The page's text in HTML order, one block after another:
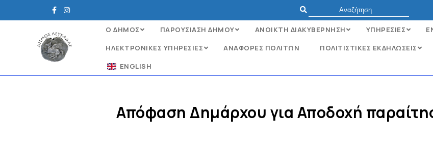
Ο ΔΗΜΟΣ ΠΑΡΟΥΣΙΑΣΗ ΔΗΜΟΥ ΑΝΟΙΚΤΗ ΔΙΑΚΥΒΕΡΝΗΣΗ ΥΠΗΡΕΣΙΕΣ
ΗΛΕΚΤΡΟΝΙΚΈΣ ΥΠΗΡΕΣΊΕΣ
ΑΝΑΦΟΡΈΣ ΠΟΛΙΤΏΝ ΠΟΛΙΤΙΣΤΙΚΕΣ ΕΚΔΗΛΩΣΕΙΣ
ENGLISH
Απόφαση Δημάρχου για Αποδοχή